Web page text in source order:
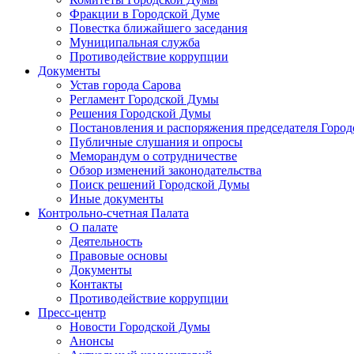
Фракции в Городской Думе
Повестка ближайшего заседания
Муниципальная служба
Противодействие коррупции
Документы
Устав города Сарова
Регламент Городской Думы
Решения Городской Думы
Постановления и распоряжения председателя
Публичные слушания и опросы
Меморандум о сотрудничестве
Обзор изменений законодательства
Поиск решений Городской Думы
Иные документы
Контрольно-счетная Палата
О палате
Деятельность
Правовые основы
Документы
Контакты
Противодействие коррупции
Пресс-центр
Новости Городской Думы
Анонсы